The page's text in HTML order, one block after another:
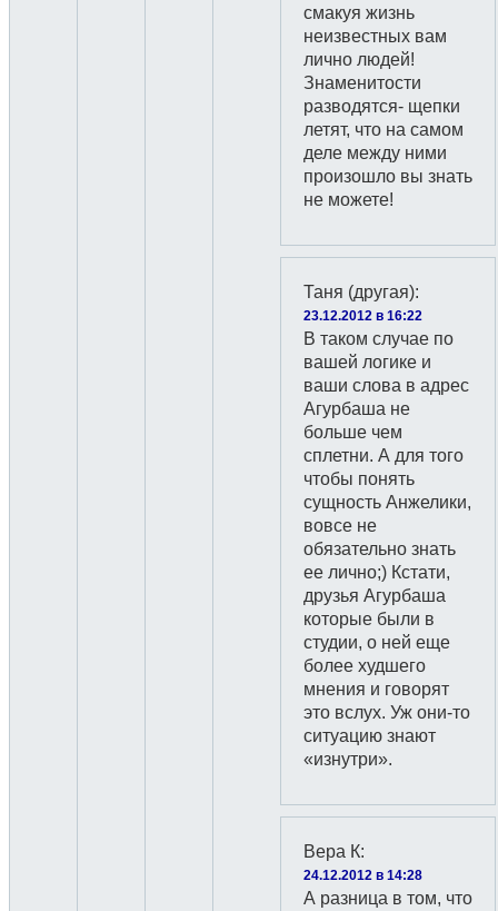
смакуя жизнь
неизвестных вам
лично людей!
Знаменитости
разводятся- щепки
летят, что на самом
деле между ними
произошло вы знать
не можете!
Таня (другая):
23.12.2012 в 16:22
В таком случае по
вашей логике и
ваши слова в адрес
Агурбаша не
больше чем
сплетни. А для того
чтобы понять
сущность Анжелики,
вовсе не
обязательно знать
ее лично;) Кстати,
друзья Агурбаша
которые были в
студии, о ней еще
более худшего
мнения и говорят
это вслух. Уж они-то
ситуацию знают
«изнутри».
Вера К:
24.12.2012 в 14:28
А разница в том, что